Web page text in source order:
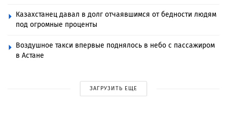
Казахстанец давал в долг отчаявшимся от бедности людям
под огромные проценты
Воздушное такси впервые поднялось в небо с пассажиром
в Астане
ЗАГРУЗИТЬ ЕЩЕ